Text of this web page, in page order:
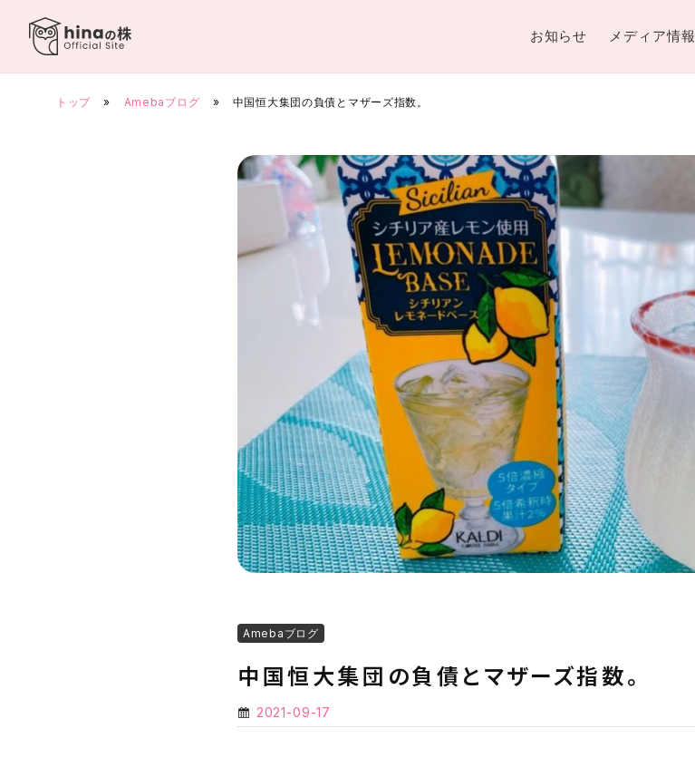
お知らせ メディア情報
トップ » Amebaブログ » 中国恒大集団の負債とマザーズ指数。
Amebaブログ
中国恒大集団の負債とマザーズ指数。
2021-09-17